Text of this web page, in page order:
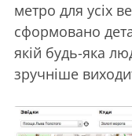
метро для усіх
сформовано
якій будь-яка
зручніше